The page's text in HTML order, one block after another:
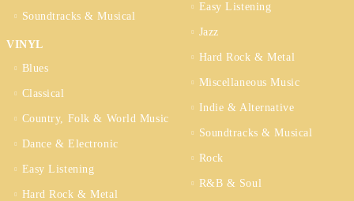
Soundtracks & Musical
VINYL
Blues
Classical
Country, Folk & World Music
Dance & Electronic
Easy Listening
Hard Rock & Metal
Easy Listening
Jazz
Hard Rock & Metal
Miscellaneous Music
Indie & Alternative
Soundtracks & Musical
Rock
R&B & Soul